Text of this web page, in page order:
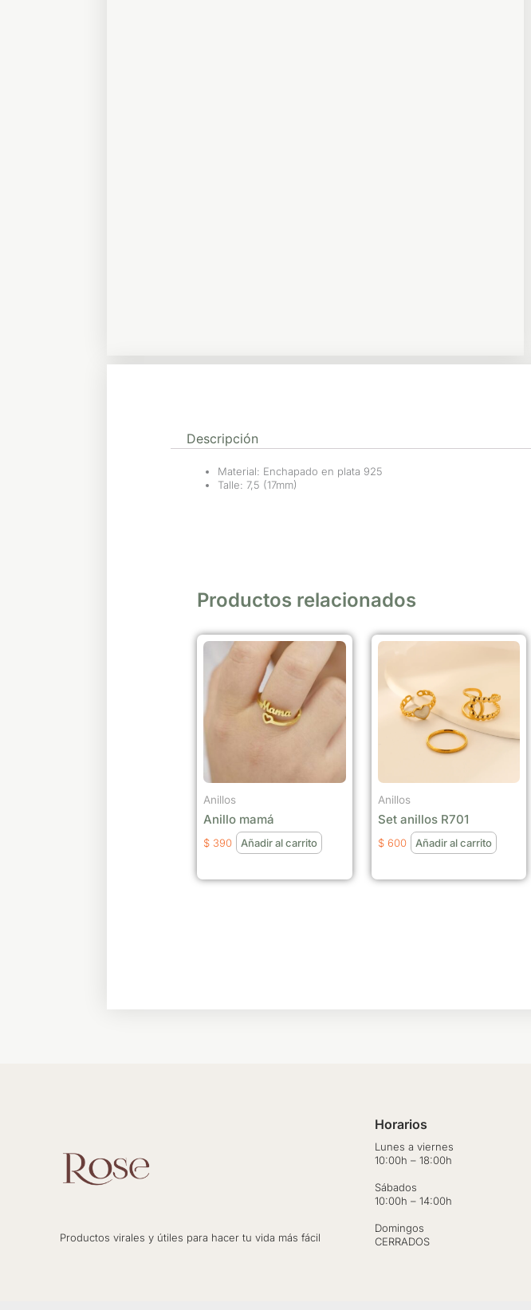
Descripción
Material: Enchapado en plata 925
Talle: 7,5 (17mm)
Productos relacionados
Anillos
Anillo mamá
$ 390 Añadir al carrito
Anillos
Set anillos R701
$600 Añadir al carrito
Productos virales y útiles para hacer tu vida más fácil
Horarios
Lunes a viernes
10:00h – 18:00h
Sábados
10:00h – 14:00h
Domingos
CERRADOS